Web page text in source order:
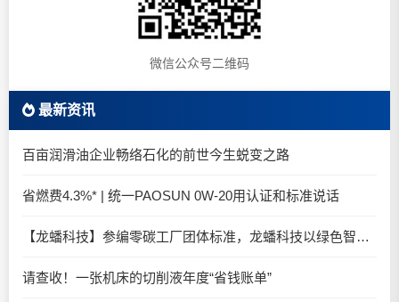
微信公众号二维码
最新资讯
百亩润滑油企业畅络石化的前世今生蜕变之路
省燃费4.3%* | 统一PAOSUN 0W-20用认证和标准说话
【龙蟠科技】参编零碳工厂团体标准，龙蟠科技以绿色智造锚定零碳未来
请查收！一张机床的切削液年度“省钱账单”